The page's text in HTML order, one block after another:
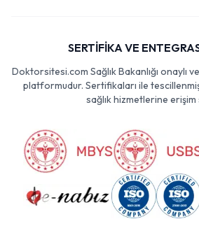
SERTİFİKA VE
Doktorsitesi.com Sağlık Bakanlığı onaylı
platformudur. Sertifikaları ile
sağlık hizmetlerine erişim